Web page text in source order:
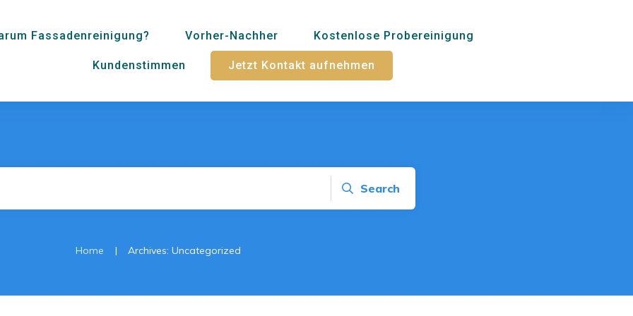
Fassadenreinigung? Vorher-Nachher Kostenlose Probereinigung
Kundenstimmen Jetzt Kontakt aufnehmen
Search
Home | Archives: Uncategorized